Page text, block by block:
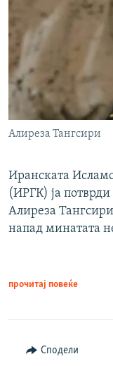
Алиреза Тангсири
Иранската
(ИРГК) ја
Алиреза
напад минатата
прочитај повеќе
Сподели